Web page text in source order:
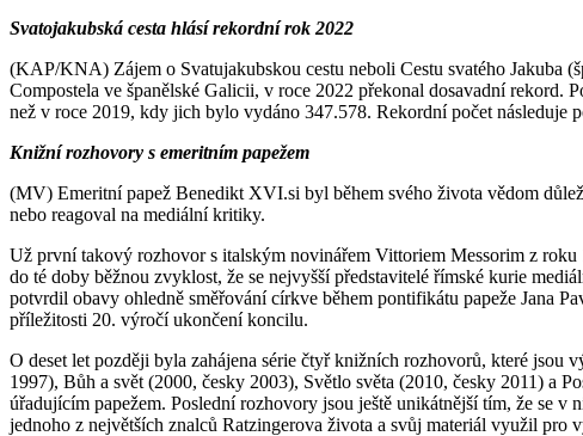
Svatojakubská cesta hlásí rekordní rok 2022
(KAP/KNA) Zájem o Svatujakubskou cestu neboli Cestu svatého Jakuba
Compostela ve španělské Galicii, v roce 2022 překonal dosavadní
než v roce 2019, kdy jich bylo vydáno 347.578. Rekordní počet následuje
Knižní rozhovory s emeritním papežem
(MV) Emeritní papež Benedikt XVI.si byl během svého života vědom
nebo reagoval na mediální kritiky.
Už první takový rozhovor s italským novinářem Vittoriem Messorim z roku
do té doby běžnou zvyklost, že se nejvyšší představitelé římské kurie
potvrdil obavy ohledně směřování církve během pontifikátu papeže Jana
příležitosti 20. výročí ukončení koncilu.
O deset let později byla zahájena série čtyř knižních rozhovorů, které jsou
1997), Bůh a svět (2000, česky 2003), Světlo světa (2010, česky 2011) a
úřadujícím papežem. Poslední rozhovory jsou ještě unikátnější tím, že se v
jednoho z největších znalců Ratzingerova života a svůj materiál využil